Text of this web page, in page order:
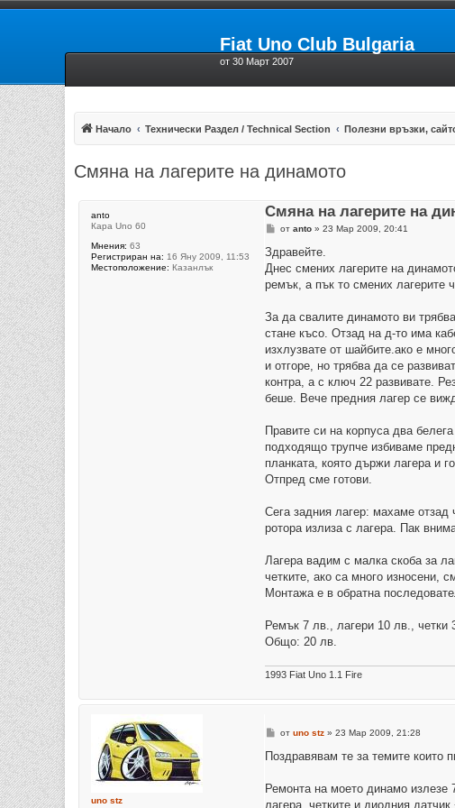
Fiat Uno Club Bulgaria
от 30 Март 2007
Начало Технически Раздел / Technical Section Полезни връзки,
Смяна на лагерите на динамото
anto
Кара Uno 60
Мнения: 63
Регистриран на: 16 Яну 2009, 11:53
Местоположение: Казанлък
Смяна на лагерите на
М
е
н
и
е
от anto» 23 Мар 2009, 20:41
Здравейте.
Днес смених лагерите на
ремък, а пък то смених лагерите
За да свалите динамото ви
стане късо. Отзад на д-то има
изхлузвате от шайбите.ако е
и отгоре, но трябва да се
контра, а с ключ 22 развивате.
беше. Вече предния лагер се
Правите си на корпуса два
подходящо трупче избиваме
планката, която държи лагера и
Отпред сме готови.
Сега задния лагер: махаме
ротора излиза с лагера. Пак
Лагера вадим с малка скоба за
четките, ако са много износени,
Монтажа е в обратна
Ремък 7 лв., лагери 10 лв., четки
Общо: 20 лв.
1993 Fiat Uno 1.1 Fire
uno stz
М
е
е
от uno stz» 23 Мар 2009, 21:28
Поздравявам те за темите които
Ремонта на моето динамо
лагера, четките и диодния датчик